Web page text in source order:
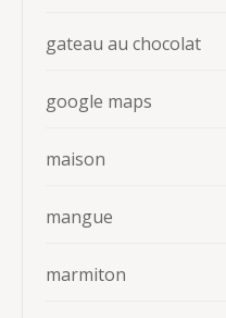
gateau au chocolat
google maps
maison
mangue
marmiton